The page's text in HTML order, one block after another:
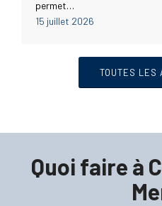
permet…
15 juillet 2026
TOUTES LES
Quoi faire à